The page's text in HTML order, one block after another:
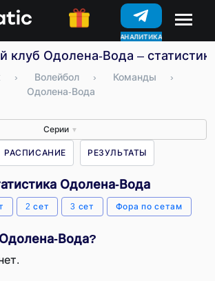
АНАЛИТИКА
КОНКУРСЫ
клуб Одолена-Вода –
› Волейбол › Команды
›
Одолена-Вода
Серии ▼
РАСПИСАНИЕ РЕЗУЛЬТАТЫ
Одолена-Вода
2 сет 3 сет Фора по сетам
Вода?